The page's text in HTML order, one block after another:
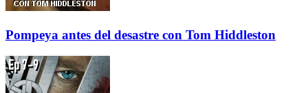
Pompeya antes del desastre con Tom Hiddleston